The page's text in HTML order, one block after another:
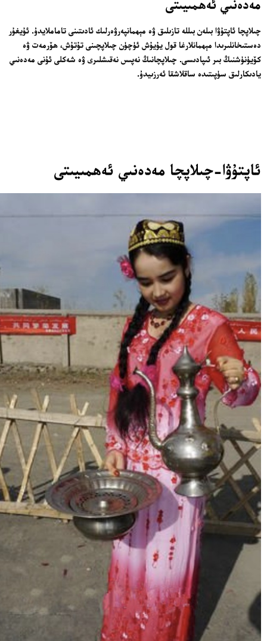
مەدەنىي ئەھمىيىتى
چىلاپچا ئاپتۇۋا بىلەن بىللە تازىلىق ۋە مېھمانپەرۋەرلىك ئادىتىنى تاماملايدۇ. ئۇيغۇر
دەستىخانلىرىدا مېھمانلارغا قول يۇيۇش ئۈچۈن چىلاپچىنى تۇتۇش، ھۆرمەت ۋە
كۆيۈنۈشنىڭ بىر ئىپادىسى. چىلاپچانىڭ نەپىس نەقىشلىرى ۋە شەكلى ئۇنى مەدەنىي
يادىكارلىق سۈپىتىدە ساقلاشقا ئەرزىيدۇ.
ئاپتۇۋا-چىلاپچا مەدەنىي ئەھمىيىتى